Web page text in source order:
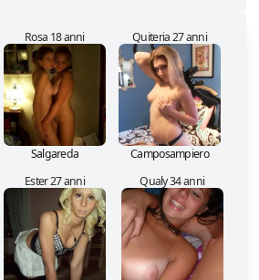
Rosa 18 anni
Salgareda
Quiteria 27 anni
Camposampiero
Ester 27 anni Qualy 34 anni